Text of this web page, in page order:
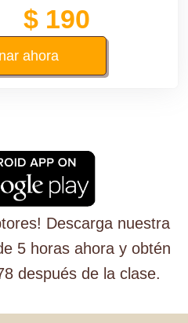
$ 190
ahora
Descarga nuestra
5 horas ahora y obtén
después de la clase.